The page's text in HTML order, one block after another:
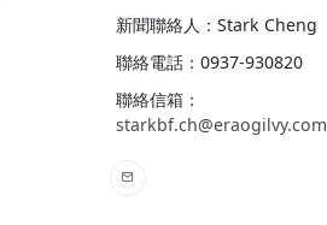
新聞聯絡人：Stark Cheng
聯絡電話：0937-930820
聯絡信箱：
starkbf.ch@eraogilvy.com